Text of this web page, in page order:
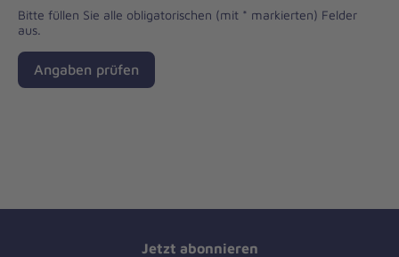
Bitte füllen Sie alle obligatorischen (mit * markierten) Felder
aus.
Angaben prüfen
Jetzt abonnieren